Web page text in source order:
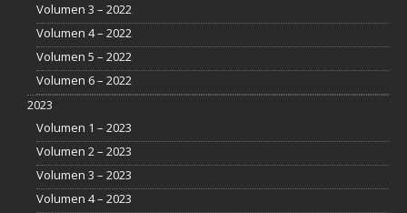
Volumen 3 – 2022
Volumen 4 – 2022
Volumen 5 – 2022
Volumen 6 – 2022
2023
Volumen 1 – 2023
Volumen 2 – 2023
Volumen 3 – 2023
Volumen 4 – 2023